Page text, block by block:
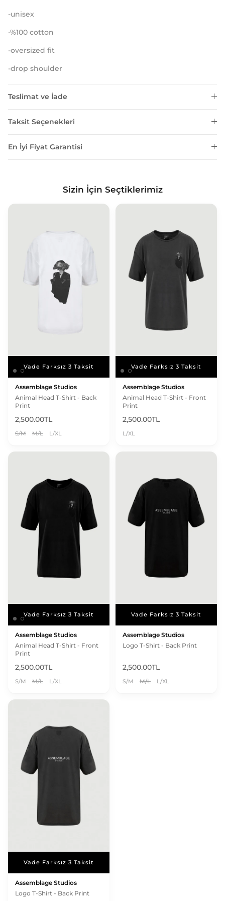
-unisex
-%100 cotton
-oversized fit
-drop shoulder
Teslimat ve İade
Taksit Seçenekleri
En İyi Fiyat Garantisi
Sizin İçin Seçtiklerimiz
Vade Farksız 3 Taksit
Vade Farksız 3 Taksit
Assemblage Studios
Animal Head T-Shirt - Back
Print
2,500.00TL
S/M M/L L/XL
Vade Farksız 3 Taksit
Vade Farksız 3 Taksit
Assemblage Studios
Animal Head T-Shirt - Front
Print
2,500.00TL
L/XL
Vade Farksız 3 Taksit
Vade Farksız 3 Taksit
Assemblage Studios
Animal Head T-Shirt - Front
Print
2,500.00TL
S/M M/L L/XL
Vade Farksız 3 Taksit
Assemblage Studios
Logo T-Shirt - Back Print
2,500.00TL
S/M M/L L/XL
Vade Farksız 3 Taksit
Assemblage Studios
Logo T-Shirt - Back Print